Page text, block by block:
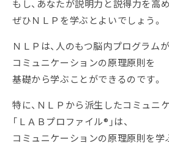
もし、あなたが説明力と説得力を高
ぜひＮＬＰを学ぶとよいでしょう。
ＮＬＰは、人のもつ脳内プログラム
コミュニケーションの原理原則を
基礎から学ぶことができるのです。
特に、ＮＬＰから派生したコミュニ
「ＬＡＢプロファイル®」は、
コミュニケーションの原理原則を学